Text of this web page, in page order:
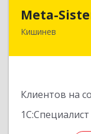
Meta-
Кишинев
Клиентов на
1С:Специалист